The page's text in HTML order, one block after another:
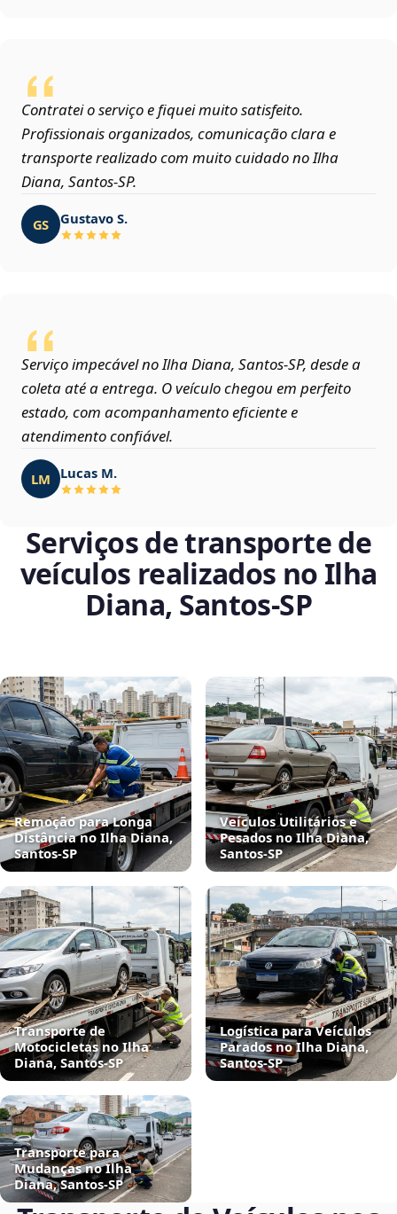
Contratei o serviço e fiquei muito satisfeito.
Profissionais organizados, comunicação clara e
transporte realizado com muito cuidado no Ilha
Diana, Santos‑SP.
GS Gustavo S.
Serviço impecável no Ilha Diana, Santos‑SP, desde a
coleta até a entrega. O veículo chegou em perfeito
estado, com acompanhamento eficiente e
atendimento confiável.
LM Lucas M.
Serviços de transporte de
veículos realizados no Ilha
Diana, Santos‑SP
Remoção para Longa
Distância no Ilha Diana,
Santos‑SP
Veículos Utilitários e
Pesados no Ilha Diana,
Santos‑SP
Transporte de
Motocicletas no Ilha
Diana, Santos‑SP
Logística para Veículos
Parados no Ilha Diana,
Santos‑SP
Transporte para
Mudanças no Ilha
Diana, Santos‑SP